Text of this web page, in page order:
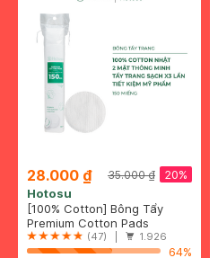
28.000 ₫ 20%
35.000 ₫
Hotosu
[100% Cotton] Bông Tẩy
Trang Hotosu Cao Cấp 150
Miếng
Premium Cotton Pads
(47) | 1.926
64%